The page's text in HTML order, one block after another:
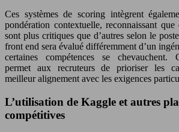
Ces systèmes de scoring intègrent
pondération contextuelle, reconnaissant que
sont plus critiques que d’autres selon le
front end sera évalué différemment d’un
certaines compétences se chevauchent.
permet aux recruteurs de prioriser les
meilleur alignement avec les exigences
L’utilisation de Kaggle et autres
compétitives